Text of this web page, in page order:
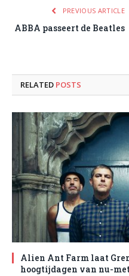
PREVIOUS ARTICLE
ABBA passeert de Beatles
RELATED POSTS
Alien Ant Farm laat
hoogtijdagen van nu-